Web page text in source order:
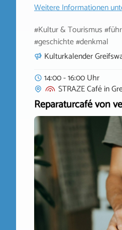
Weitere Informationen
#Kultur & Tourismus
#geschichte #denkmal
Kulturkalender
14:00 - 16:00 Uhr
STRAZE Caféin
Reparaturcafé von